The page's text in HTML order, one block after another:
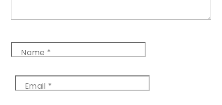
Name *
Email *